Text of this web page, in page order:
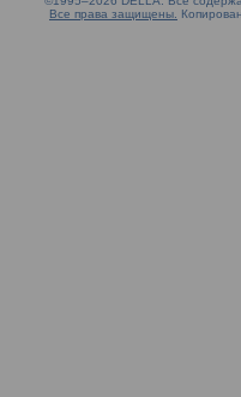
Все права защищены.